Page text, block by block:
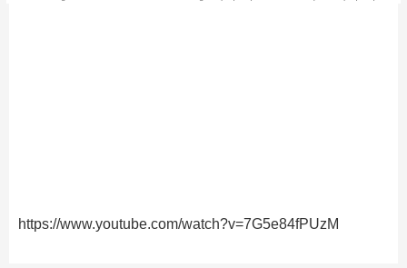
https://www.youtube.com/watch?v=7G5e84fPUzM